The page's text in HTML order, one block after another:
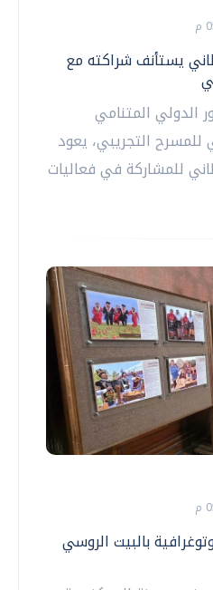
يستأنف شراكته مع
المتنامي
للمسرح التجريبي، يعود
للمشاركة في فعاليات
بالبيت الروسي